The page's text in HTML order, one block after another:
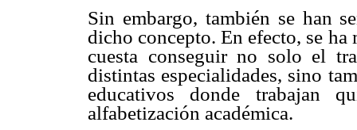
Sin embargo, también se han
dicho concepto. En efecto, se
cuesta conseguir no solo el
distintas especialidades, sino
educativos donde trabajan
alfabetización académica.